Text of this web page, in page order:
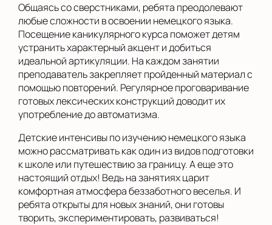
Общаясь со сверстниками, ребята преодолевают
любые сложности в освоении немецкого языка.
Посещение каникулярного курса поможет детям
устранить характерный акцент и добиться
идеальной артикуляции. На каждом занятии
преподаватель закрепляет пройденный материал с
помощью повторений. Регулярное проговаривание
готовых лексических конструкций доводит их
употребление до автоматизма.
Детские интенсивы по изучению немецкого языка
можно рассматривать как один из видов подготовки
к школе или путешествию за границу. А еще это
настоящий отдых! Ведь на занятиях царит
комфортная атмосфера беззаботного веселья. И
ребята открыты для новых знаний, они готовы
творить, экспериментировать, развиваться!